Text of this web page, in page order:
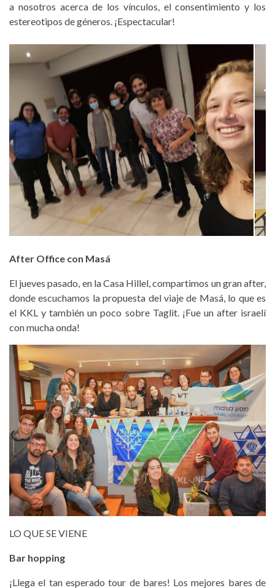
a nosotros acerca de los vínculos, el consentimiento y los
estereotipos de géneros. ¡Espectacular!
After Office con Masá
El jueves pasado, en la Casa Hillel, compartimos un gran after,
donde escuchamos la propuesta del viaje de Masá, lo que es
el KKL y también un poco sobre Taglit. ¡Fue un after israelí
con mucha onda!
LO QUE SE VIENE
Bar hopping
¡Llega el tan esperado tour de bares! Los mejores bares de